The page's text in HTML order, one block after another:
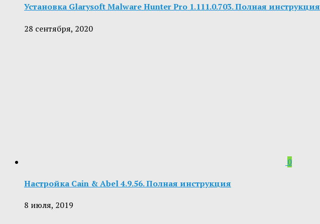
Установка Glarysoft Malware Hunter Pro 1.111.0.703. Полная инструкция
28 сентября, 2020
0
Настройка Cain & Abel 4.9.56. Полная инструкция
8 июля, 2019